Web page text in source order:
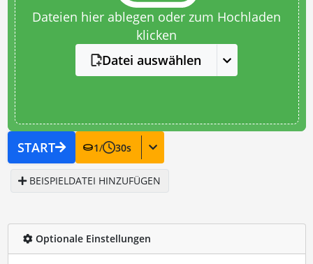
Dateien hier ablegen oder zum Hochladen
klicken
Datei auswählen
START 1/ 30s
BEISPIELDATEI HINZUFÜGEN
Optionale Einstellungen